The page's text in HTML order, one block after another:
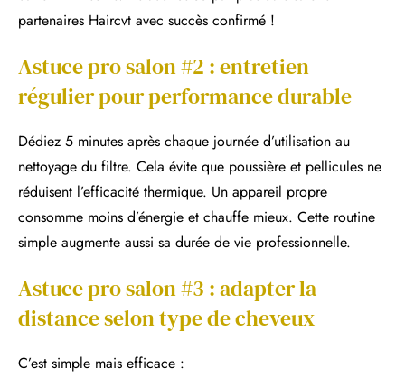
partenaires Haircvt avec succès confirmé !
Astuce pro salon #2 : entretien
régulier pour performance durable
Dédiez 5 minutes après chaque journée d’utilisation au
nettoyage du filtre. Cela évite que poussière et pellicules ne
réduisent l’efficacité thermique. Un appareil propre
consomme moins d’énergie et chauffe mieux. Cette routine
simple augmente aussi sa durée de vie professionnelle.
Astuce pro salon #3 : adapter la
distance selon type de cheveux
C’est simple mais efficace :